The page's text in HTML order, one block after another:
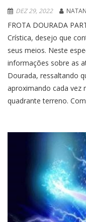
DEZ 29, 2022 NATAN
FROTA DOURADA
Crística, desejo que
seus meios. Neste
informações sobre as
Dourada, ressaltando
aproximando cada vez
quadrante terreno.